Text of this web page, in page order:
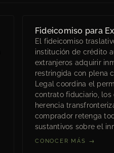
Fideicomiso para
El fideicomiso
institución de crédito
extranjeros adquirir
restringida con plena
Legal coordina el
contrato fiduciario, los
herencia
comprador retenga
sustantivos sobre el
CONOCER MÁS →